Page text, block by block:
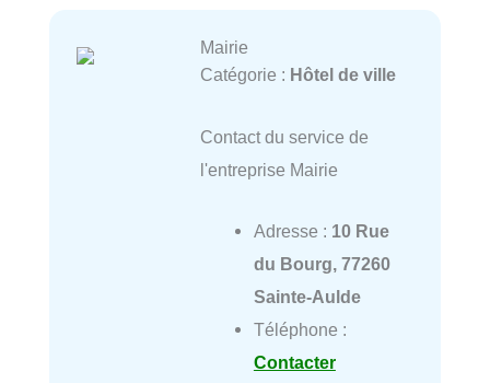
Mairie
Catégorie : Hôtel de ville
Contact du service de
l'entreprise Mairie
Adresse : 10 Rue
du Bourg, 77260
Sainte-Aulde
Téléphone :
Contacter